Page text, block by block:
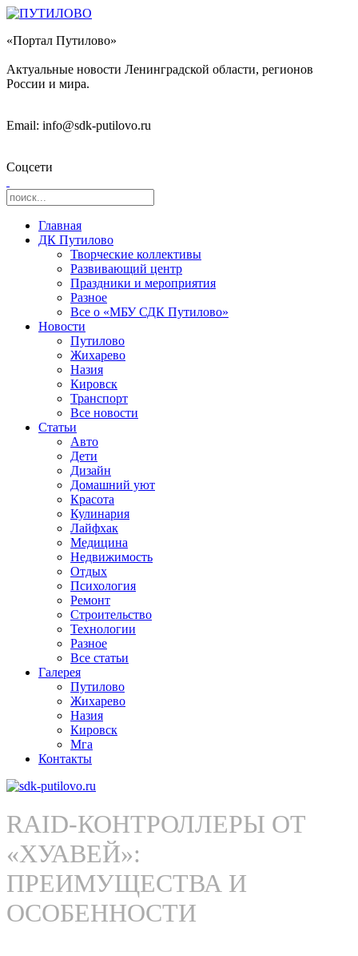
«Портал Путилово»
Актуальные новости Ленинградской области, регионов
России и мира.
Email: info@sdk-putilovo.ru
Соцсети
Главная
ДК Путилово
Творческие коллективы
Развивающий центр
Праздники и мероприятия
Разное
Все о «МБУ СДК Путилово»
Новости
Путилово
Жихарево
Назия
Кировск
Транспорт
Все новости
Статьи
Авто
Дети
Дизайн
Домашний уют
Красота
Кулинария
Лайфхак
Медицина
Недвижимость
Отдых
Психология
Ремонт
Строительство
Технологии
Разное
Все статьи
Галерея
Путилово
Жихарево
Назия
Кировск
Мга
Контакты
RAID-КОНТРОЛЛЕРЫ ОТ
«ХУАВЕЙ»:
ПРЕИМУЩЕСТВА И
ОСОБЕННОСТИ